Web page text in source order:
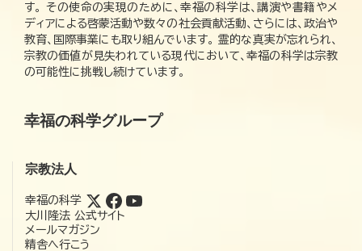
す。 その使命の実現のために、幸福の科学は、講演や書籍やメ
ディアによる啓蒙活動や数々の社会貢献活動、さらには、政治や
教育、国際事業にも取り組んでいます。 霊的な真実が忘れられ、
宗教の価値が見失われている現代において、幸福の科学は宗教
の可能性に挑戦し続けています。
幸福の科学グループ
宗教法人
幸福の科学
大川隆法 公式サイト
メールマガジン
精舎へ行こう